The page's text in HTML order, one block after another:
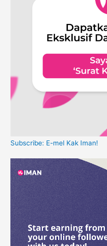
Subscribe: E-mel Kak Iman!